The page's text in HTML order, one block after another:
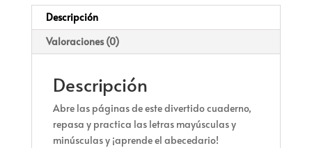
Descripción
Valoraciones (0)
Descripción
Abre las páginas de este divertido cuaderno,
repasa y practica las letras mayúsculas y
minúsculas y ¡aprende el abecedario!